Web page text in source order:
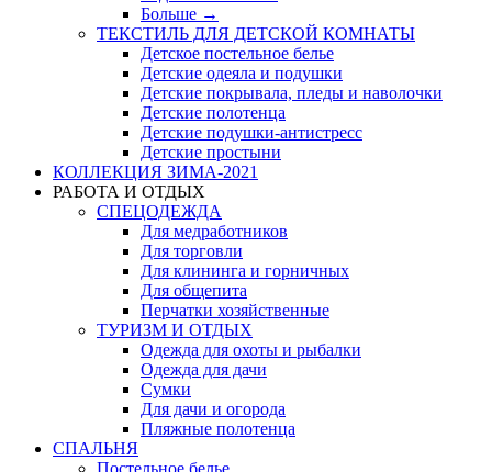
Больше →
ТЕКСТИЛЬ ДЛЯ ДЕТСКОЙ КОМНАТЫ
Детское постельное белье
Детские одеяла и подушки
Детские покрывала, пледы и наволочки
Детские полотенца
Детские подушки-антистресс
Детские простыни
КОЛЛЕКЦИЯ ЗИМА-2021
РАБОТА И ОТДЫХ
СПЕЦОДЕЖДА
Для медработников
Для торговли
Для клининга и горничных
Для общепита
Перчатки хозяйственные
ТУРИЗМ И ОТДЫХ
Одежда для охоты и рыбалки
Одежда для дачи
Сумки
Для дачи и огорода
Пляжные полотенца
СПАЛЬНЯ
Постельное белье